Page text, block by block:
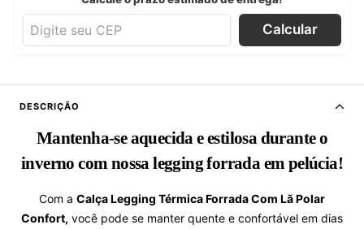
Calcular
DESCRIÇÃO
Mantenha-se aquecida e estilosa durante o
inverno com nossa legging forrada em pelúcia!
Com a Calça Legging Térmica Forrada Com Lã Polar
Confort, você pode se manter quente e confortável em dias